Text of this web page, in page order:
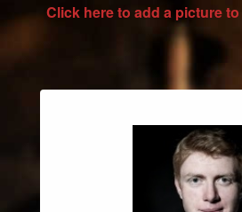
Click here to add a picture